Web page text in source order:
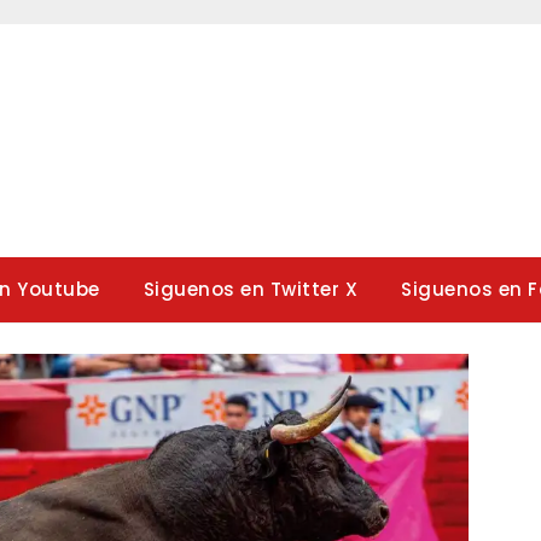
Youtube Siguenos en Twitter X Siguenos en